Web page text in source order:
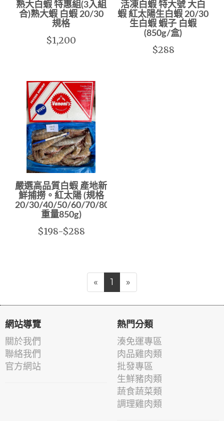
熟大白蝦 特惠組(3入組
合)熟大蝦 白蝦 20/30
規格
$1,200
活凍白蝦 特大號 大白
蝦 紅太陽生白蝦 20/30
生白蝦 蝦子 白蝦
(850g/盒)
$288
嚴選高品質白蝦 產地新
鮮捕撈。紅太陽 (規格
20/30/40/50/60/70/80/100/
重量850g)
$198-$288
« 1 »
網站導覽
關於我們
聯絡我們
官方網站
熱門分類
湊免運專區
肉品雞肉類
批發專區
生鮮豬肉類
蔬食蔬菜類
調理雞肉類